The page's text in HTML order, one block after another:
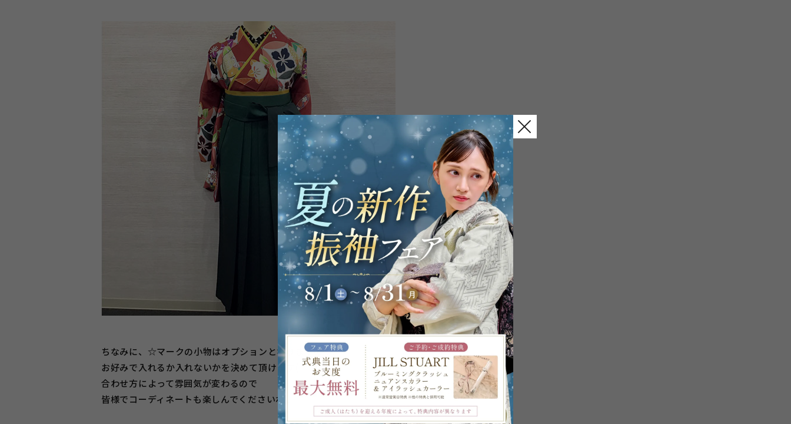
ちなみに、☆マークの小物はオプションとなりますので、
お好みで入れるか入れないかを決めて頂けます( *´艸｀)
合わせ方によって雰囲気が変わるので
皆様でコーディネートも楽しんでくださいね♪